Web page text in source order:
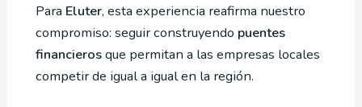
Para Eluter, esta experiencia reafirma nuestro
compromiso: seguir construyendo puentes
financierosque permitan a las empresas locales
competir de igual a igual en la región.